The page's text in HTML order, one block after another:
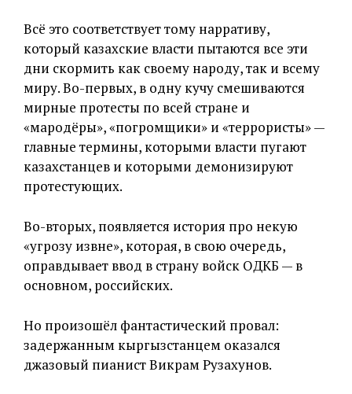
Всё это соответствует тому нарративу,
который казахские власти пытаются все эти
дни скормить как своему народу, так и всему
миру. Во-первых, в одну кучу смешиваются
мирные протесты по всей стране и
«мародёры», «погромщики» и «террористы» —
главные термины, которыми власти пугают
казахстанцев и которыми демонизируют
протестующих.
Во-вторых, появляется история про некую
«угрозу извне», которая, в свою очередь,
оправдывает ввод в страну войск ОДКБ — в
основном, российских.
Но произошёл фантастический провал:
задержанным кыргызстанцем оказался
джазовый пианист Викрам Рузахунов.